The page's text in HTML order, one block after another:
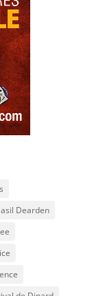
Dearden